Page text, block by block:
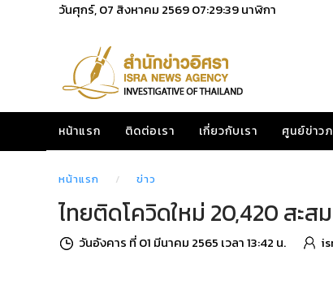
วันศุกร์, 07 สิงหาคม 256907:29:40นาฬิกา
หน้าแรก ติดต่อเรา เกี่ยวกับเรา ศูนย์ข่าว
หน้าแรก ข่าว
ไทยติดโควิดใหม่ 20,420 สะส
วันอังคาร ที่ 01 มีนาคม 2565 เวลา 13:42 น.